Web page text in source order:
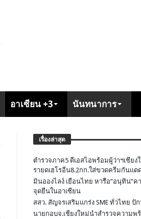
อาเซียน +3 นันทนาการ
เรื่องล่าสุด
ตำรวจภาค5 ดีเอสไอพร้อมผู้ว่าฯเชียง
รายดเฮโรอีน8.2กก.ใส่ขวดครีมกันแด
มินอองไลง์ เยือนไทย หารือ”อนุทิน”
จุดยืนในอาเซียน
สสว. สัญจรเสริมแกร่ง SME ทั่วไทย
นายกอบจ.เชียงใหม่นำสำรวจความพ